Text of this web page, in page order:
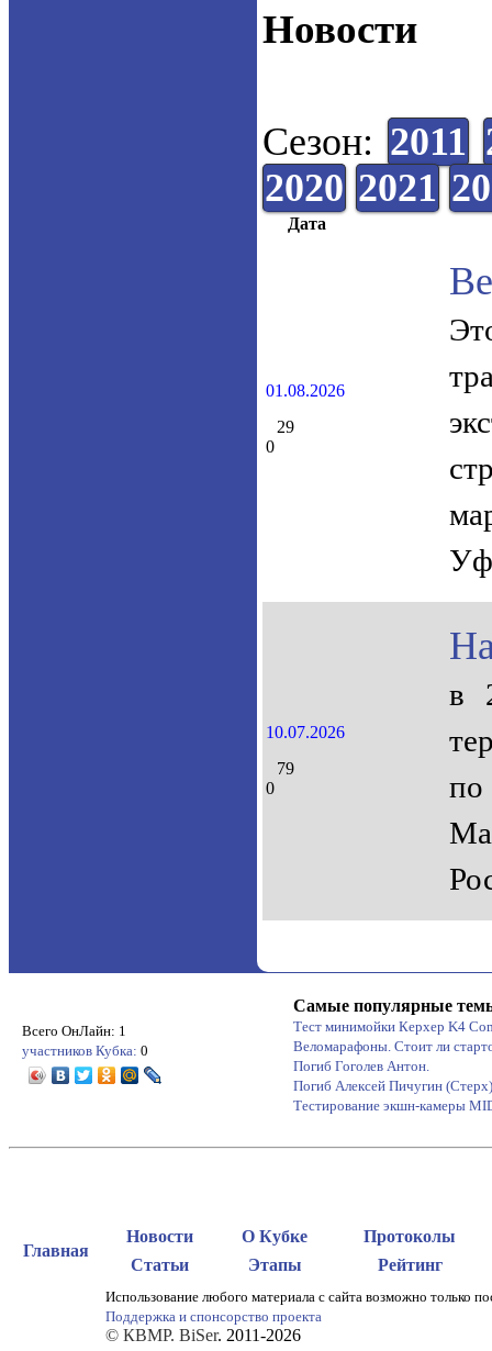
Новости
Сезон: 2011
2020 2021
Дата
01.08.2026
29
0
10.07.2026
79
0
в
Всего ОнЛайн: 1
участников Кубка: 0
Самые популярные
Тест минимойки Керхер K4
Веломарафоны. Стоит ли
Погиб Гоголев Антон.
Погиб Алексей Пичугин (Стерх)
Тестирование экшн-камеры
Главная
Новости О Кубке
Протоколы
Статьи
Этапы Рейтинг
Использование любого материала с сайта возможно только
Поддержка и спонсорство проекта
© КВМР. BiSer. 2011-2026